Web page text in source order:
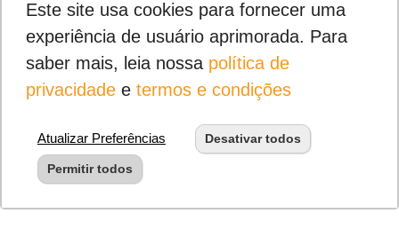
Este site usa cookies para fornecer uma
experiência de usuário aprimorada. Para
saber mais, leia nossa política de
privacidadee termos e condições
Atualizar Preferências Desativar todos
Permitir todos